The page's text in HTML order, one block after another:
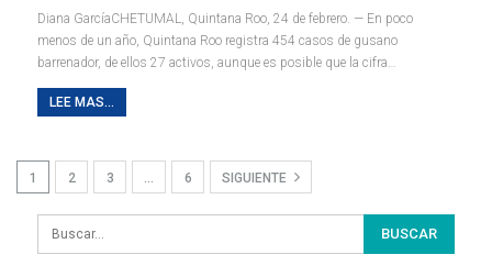
Diana GarcíaCHETUMAL, Quintana Roo, 24 de febrero. — En poco
menos de un año, Quintana Roo registra 454 casos de gusano
barrenador, de ellos 27 activos, aunque es posible que la cifra…
LEE MAS...
1 2 3 … 6 SIGUIENTE